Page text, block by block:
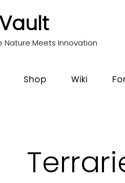
Nature Meets Innovation
Shop Wiki